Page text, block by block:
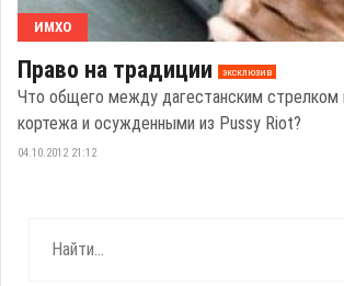
ИМХО
Право на традиции эксклюзив
Что общего между дагестанским стрелком
кортежа и осужденными из Pussy Riot?
04.10.2012 21:12